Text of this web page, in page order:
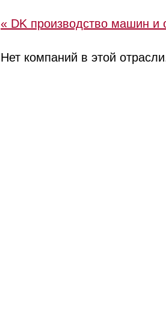
« DK производство машин и
Нет компаний в этой